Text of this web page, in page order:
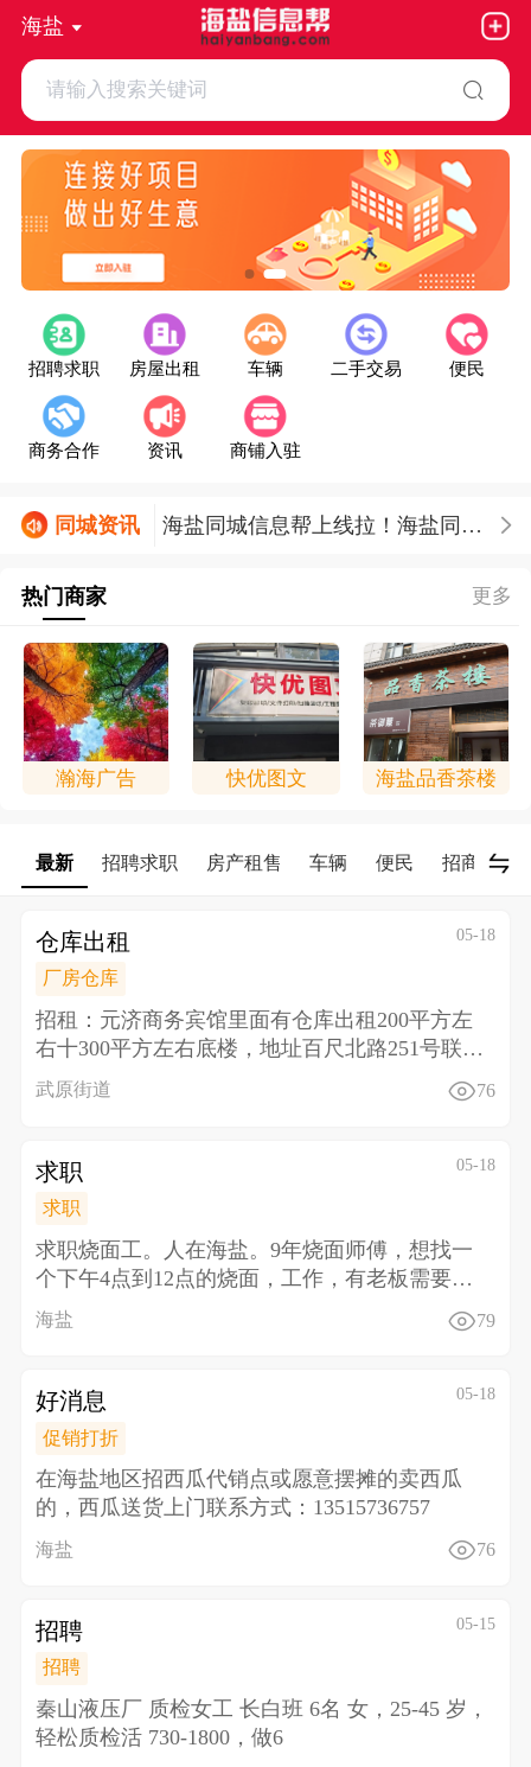
海盐
请输入搜索关键词
招聘求职 房屋出租 车辆 二手交易 便民
商务合作 资讯 商铺入驻
同城资讯
海盐同城信息帮上线拉！海盐同城
热门商家
更多
瀚海广告 快优图文 海盐品香茶楼
最新 招聘求职 房产租售 车辆 便民 招商/合作
仓库出租 05-18
厂房仓库
招租：元济商务宾馆里面有仓库出租200平方左
右十300平方左右底楼，地址百尺北路251号 联系
电话
武原街道 76
求职 05-18
求职
求职烧面工。人在海盐。9年烧面师傅，想找一
个下午4点到12点的烧面，工作，有老板需要
的，请联系，18
海盐 79
好消息 05-18
促销打折
在海盐地区招西瓜代销点或愿意摆摊的卖西瓜
的，西瓜送货上门联系方式：13515736757
海盐 76
招聘 05-15
招聘
秦山液压厂 质检女工 长白班 6名 女，25-45 岁，
轻松质检活 730-1800，做6